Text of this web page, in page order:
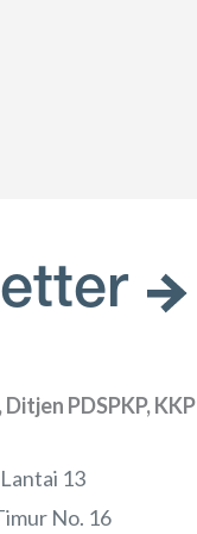
PDSPKP, KKP
13
No. 16